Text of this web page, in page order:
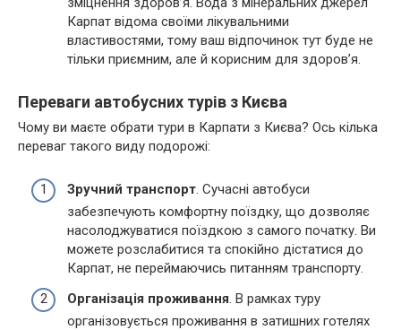
Карпат відома своїми лікувальними
властивостями, тому ваш відпочинок тут буде не
тільки приємним, але й корисним для здоров’я.
Переваги автобусних турів з Києва
Чому ви маєте обрати тури в Карпати з Києва? Ось кілька
переваг такого виду подорожі:
Зручний транспорт. Сучасні автобуси
забезпечують комфортну поїздку, що дозволяє
насолоджуватися поїздкою з самого початку. Ви
можете розслабитися та спокійно дістатися до
Карпат, не переймаючись питанням транспорту.
Організація проживання. В рамках туру
організовується проживання в затишних готелях